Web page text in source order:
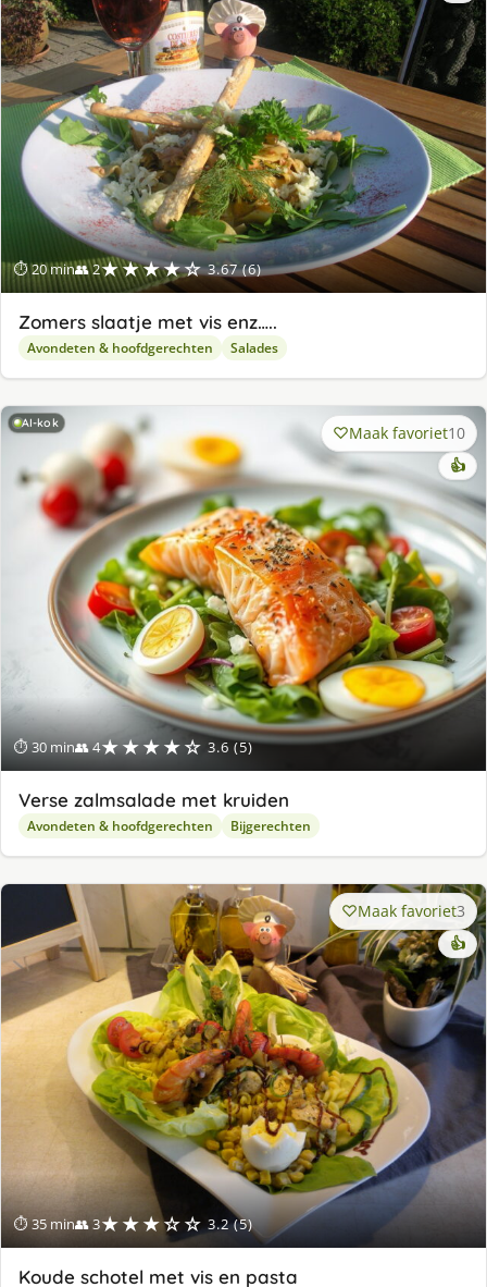
⏱ 20 min👥 2★★★★☆ 3.67 (6)
Zomers slaatje met vis enz…..
Avondeten & hoofdgerechten Salades
AI-kok
⏱ 30 min👥 4★★★★☆ 3.6 (5)
Maak favoriet10
👍
Verse zalmsalade met kruiden
Avondeten & hoofdgerechten Bijgerechten
⏱ 35 min👥 3★★★☆☆ 3.2 (5)
Maak favoriet3
👍
Koude schotel met vis en pasta